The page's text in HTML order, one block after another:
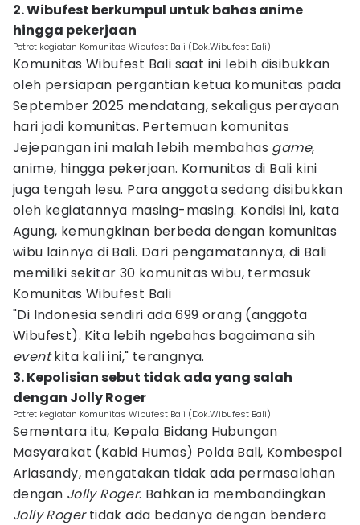
2. Wibufest berkumpul untuk bahas anime
hingga pekerjaan
Potret kegiatan Komunitas Wibufest Bali (Dok.Wibufest Bali)
Komunitas Wibufest Bali saat ini lebih disibukkan
oleh persiapan pergantian ketua komunitas pada
September 2025 mendatang, sekaligus perayaan
hari jadi komunitas. Pertemuan komunitas
Jejepangan ini malah lebih membahas game,
anime, hingga pekerjaan. Komunitas di Bali kini
juga tengah lesu. Para anggota sedang disibukkan
oleh kegiatannya masing-masing. Kondisi ini, kata
Agung, kemungkinan berbeda dengan komunitas
wibu lainnya di Bali. Dari pengamatannya, di Bali
memiliki sekitar 30 komunitas wibu, termasuk
Komunitas Wibufest Bali
"Di Indonesia sendiri ada 699 orang (anggota
Wibufest). Kita lebih ngebahas bagaimana sih
eventkita kali ini," terangnya.
3. Kepolisian sebut tidak ada yang salah
dengan Jolly Roger
Potret kegiatan Komunitas Wibufest Bali (Dok.Wibufest Bali)
Sementara itu, Kepala Bidang Hubungan
Masyarakat (Kabid Humas) Polda Bali, Kombespol
Ariasandy, mengatakan tidak ada permasalahan
dengan Jolly Roger. Bahkan ia membandingkan
Jolly Rogertidak ada bedanya dengan bendera